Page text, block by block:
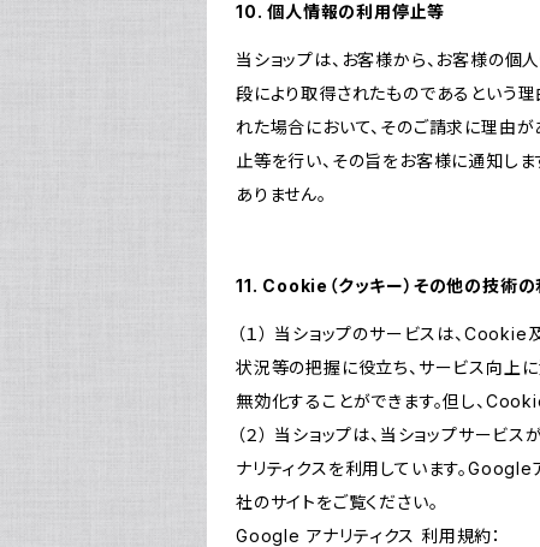
10. 個人情報の利用停止等
当ショップは、お客様から、お客様の
段により取得されたものであるという理
れた場合において、そのご請求に理由
止等を行い、その旨をお客様に通知し
ありません。
11. Cookie（クッキー）その他の技術の
（１） 当ショップのサービスは、
状況等の把握に役立ち、サービス向上
無効化することができます。但し、
（２） 当ショップは、当ショップサー
ナリティクスを利用しています。
社のサイトをご覧ください。
Google アナリティクス 利用規約：